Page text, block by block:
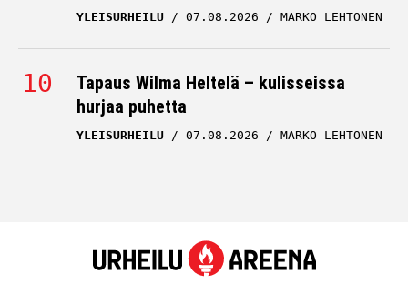
YLEISURHEILU 07.08.2026 MARKO LEHTONEN
Tapaus Wilma Heltelä – kulisseissa
hurjaa puhetta
YLEISURHEILU 07.08.2026 MARKO LEHTONEN